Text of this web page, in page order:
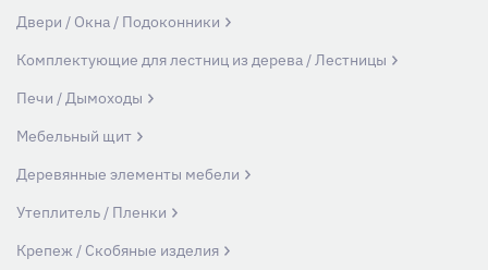
Двери / Окна / Подоконники
Комплектующие для лестниц из дерева / Лестницы
Печи / Дымоходы
Мебельный щит
Деревянные элементы мебели
Утеплитель / Пленки
Крепеж / Скобяные изделия